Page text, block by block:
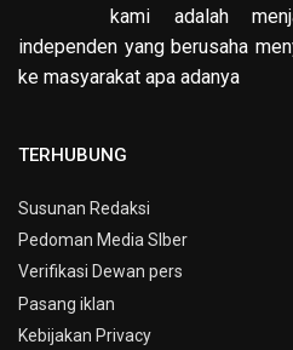
kami adalah
independen yang berusaha
ke masyarakat apa adanya
TERHUBUNG
Susunan Redaksi
Pedoman Media SIber
Verifikasi Dewan pers
Pasang iklan
Kebijakan Privacy